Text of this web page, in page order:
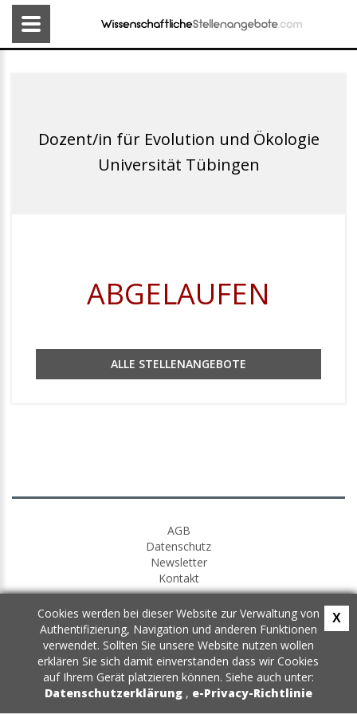
Dozent/in für Evolution und Ökologie
Universität Tübingen
ABGELAUFEN
ALLE STELLENANGEBOTE
AGB
Datenschutz
Newsletter
Kontakt
Cookies werden bei dieser Website zur Verwaltung von
Authentifizierung, Navigation und anderen Funktionen
verwendet. Sollten Sie unsere Website nutzen wollen
erklären Sie sich damit einverstanden dass wir Cookies
auf Ihrem Gerät platzieren können. Siehe auch unter:
Datenschutzerklärung , e-Privacy-Richtlinie
X